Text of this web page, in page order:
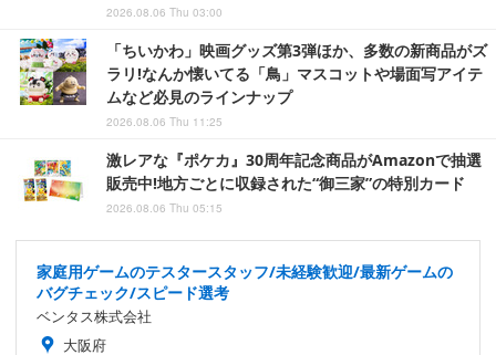
2026.08.06 Thu 03:00
「ちいかわ」映画グッズ第3弾ほか、多数の新商品がズ
ラリ!なんか懐いてる「鳥」マスコットや場面写アイテ
ムなど必見のラインナップ
2026.08.06 Thu 11:25
激レアな『ポケカ』30周年記念商品がAmazonで抽選
販売中!地方ごとに収録された“御三家”の特別カード
2026.08.06 Thu 05:15
家庭用ゲームのテスタースタッフ/未経験歓迎/最新ゲームの
バグチェック/スピード選考
ベンタス株式会社
大阪府